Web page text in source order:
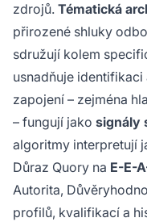
zdrojů. Tématická
přirozené shluky
sdružují kolem
usnadňuje
zapojení – zejména
– fungují jako signály
algoritmy interpretují
Důraz Quory na E-E-
Autorita,
profilů, kvalifikací a